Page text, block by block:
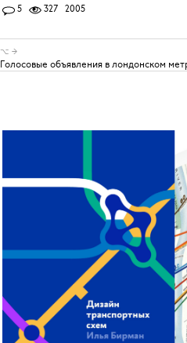
5 327 2005
⌥ →
Голосовые объявления в лондонском